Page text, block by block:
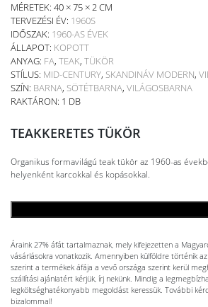
MÉRETEK: 40 × 75 × 2 CM
TERVEZÉSI ÉV: 1960S
IDŐSZAK: 1960-AS ÉVEK
ÁLLAPOT: KOPOTT
ANYAG: FA, TEAK, TÜKÖR
STÍLUS: MID-CENTURY, SKANDINÁV MODERN,
SZÍN: BARNA, SÖTÉTBARNA, VILÁGOSBARNA
RAKTÁRON: 1 DB
TEAKKERETES TÜKÖR
Organikus formavilágú teak tükör az 1960-as
helyenként karcokkal és kopásokkal.
Áraink 27% áfát tartalmaznak, mely kifejezetten a
vásárlásokra vonatkozik. Amennyiben külföldre történik
szerint a termékek áfája a vevő országa szerint kerül
szállítási ajánlatért kérjük, írj nekünk. Mindig a
legköltséghatékonyabb megoldást keressük. További
bizalommal!